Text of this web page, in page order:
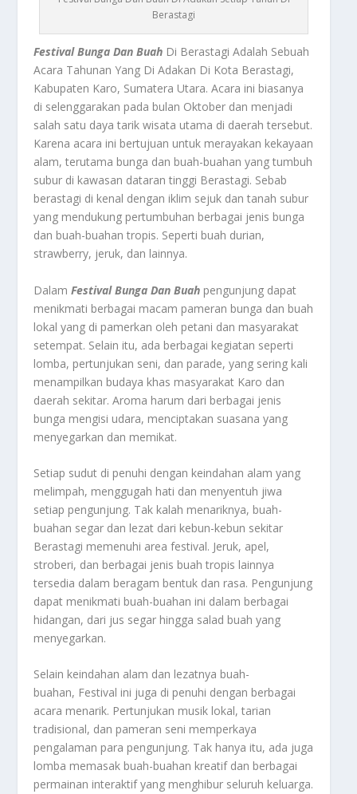
Berastagi
Festival Bunga Dan Buah Di Berastagi Adalah Sebuah
Acara Tahunan Yang Di Adakan Di Kota Berastagi,
Kabupaten Karo, Sumatera Utara. Acara ini biasanya
di selenggarakan pada bulan Oktober dan menjadi
salah satu daya tarik wisata utama di daerah tersebut.
Karena acara ini bertujuan untuk merayakan kekayaan
alam, terutama bunga dan buah-buahan yang tumbuh
subur di kawasan dataran tinggi Berastagi. Sebab
berastagi di kenal dengan iklim sejuk dan tanah subur
yang mendukung pertumbuhan berbagai jenis bunga
dan buah-buahan tropis. Seperti buah durian,
strawberry, jeruk, dan lainnya.
DalamFestival Bunga Dan Buah pengunjung dapat
menikmati berbagai macam pameran bunga dan buah
lokal yang di pamerkan oleh petani dan masyarakat
setempat. Selain itu, ada berbagai kegiatan seperti
lomba, pertunjukan seni, dan parade, yang sering kali
menampilkan budaya khas masyarakat Karo dan
daerah sekitar. Aroma harum dari berbagai jenis
bunga mengisi udara, menciptakan suasana yang
menyegarkan dan memikat.
Setiap sudut di penuhi dengan keindahan alam yang
melimpah, menggugah hati dan menyentuh jiwa
setiap pengunjung. Tak kalah menariknya, buah-
buahan segar dan lezat dari kebun-kebun sekitar
Berastagi memenuhi area festival. Jeruk, apel,
stroberi, dan berbagai jenis buah tropis lainnya
tersedia dalam beragam bentuk dan rasa. Pengunjung
dapat menikmati buah-buahan ini dalam berbagai
hidangan, dari jus segar hingga salad buah yang
menyegarkan.
Selain keindahan alam dan lezatnya buah-
buahan, Festival ini juga di penuhi dengan berbagai
acara menarik. Pertunjukan musik lokal, tarian
tradisional, dan pameran seni memperkaya
pengalaman para pengunjung. Tak hanya itu, ada juga
lomba memasak buah-buahan kreatif dan berbagai
permainan interaktif yang menghibur seluruh keluarga.